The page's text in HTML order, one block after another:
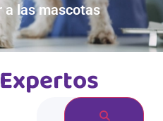
a las mascotas